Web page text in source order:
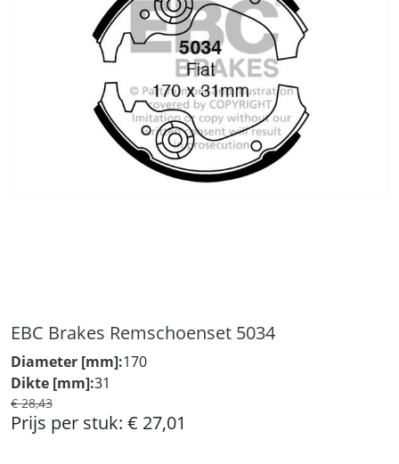
EBC Brakes Remschoenset 5034
Diameter [mm]:170
Dikte [mm]:31
€ 28,43
Prijs per stuk: € 27,01